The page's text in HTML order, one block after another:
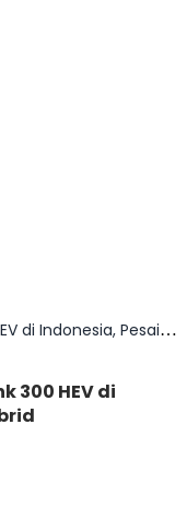
Spesifikasi dan Harga GWM Tank 300 HEV di Indonesia, Pesaing Santa Fe Hybrid
300 HEV di